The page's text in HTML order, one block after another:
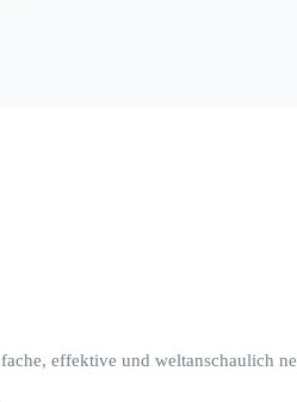
effektive und weltanschaulich